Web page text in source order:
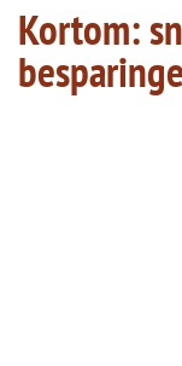
Kortom: